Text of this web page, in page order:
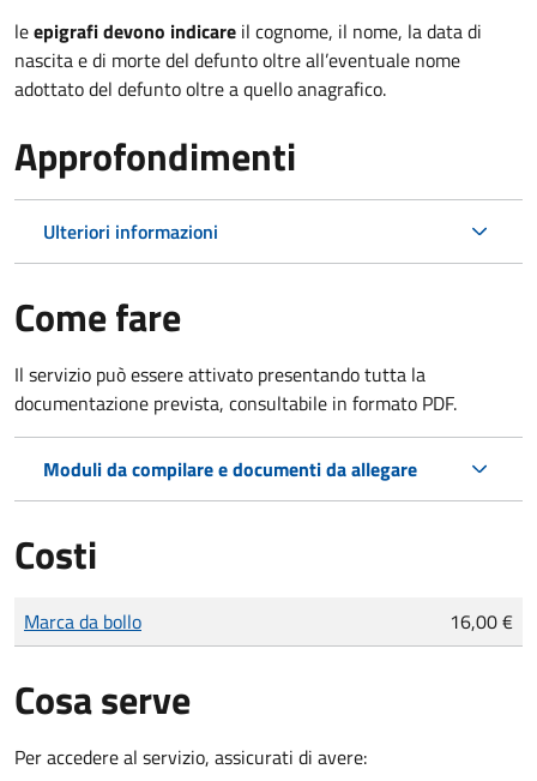
leepigrafi devono indicare il cognome, il nome, la data di
nascita e di morte del defunto oltre all’eventuale nome
adottato del defunto oltre a quello anagrafico.
Approfondimenti
Ulteriori informazioni
Come fare
Il servizio può essere attivato presentando tutta la
documentazione prevista, consultabile in formato PDF.
Moduli da compilare e documenti da allegare
Costi
Tipo di pagamento
Importo
Marca da bollo 16,00 €
Cosa serve
Per accedere al servizio, assicurati di avere: